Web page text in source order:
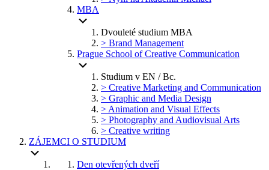
MBA
Dvouleté studium MBA
> Brand Management
Prague School of Creative Communication
Studium v EN / Bc.
> Creative Marketing and Communication
> Graphic and Media Design
> Animation and Visual Effects
> Photography and Audiovisual Arts
> Creative writing
ZÁJEMCI O STUDIUM
Den otevřených dveří